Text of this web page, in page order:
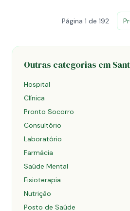
Página 1 de 192
Outras categorias em
Hospital
Clínica
Pronto Socorro
Consultório
Laboratório
Farmácia
Saúde Mental
Fisioterapia
Nutrição
Posto de Saúde